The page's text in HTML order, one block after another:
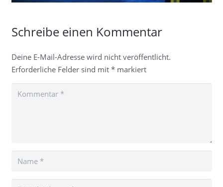
Schreibe einen Kommentar
Deine E-Mail-Adresse wird nicht veröffentlicht.
Erforderliche Felder sind mit *markiert